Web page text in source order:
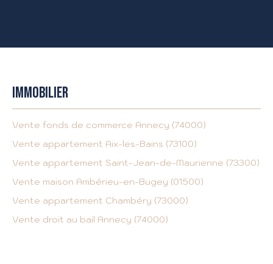
IMMOBILIER
Vente fonds de commerce Annecy (74000)
Vente appartement Aix-les-Bains (73100)
Vente appartement Saint-Jean-de-Maurienne (73300)
Vente maison Ambérieu-en-Bugey (01500)
Vente appartement Chambéry (73000)
Vente droit au bail Annecy (74000)